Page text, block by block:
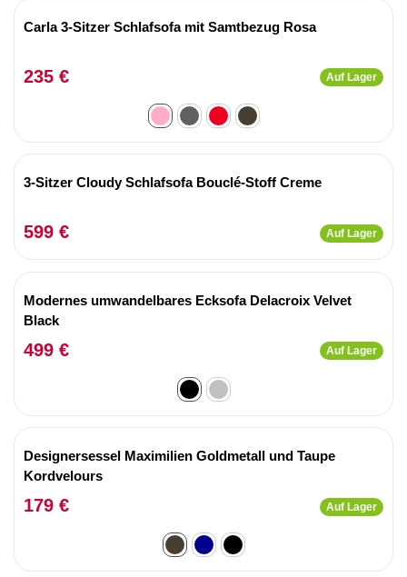
Carla 3-Sitzer Schlafsofa mit Samtbezug Rosa
235 € Auf Lager
3-Sitzer Cloudy Schlafsofa Bouclé-Stoff Creme
599 € Auf Lager
Modernes umwandelbares Ecksofa Delacroix Velvet
Black
499 € Auf Lager
Designersessel Maximilien Goldmetall und Taupe
Kordvelours
179 € Auf Lager